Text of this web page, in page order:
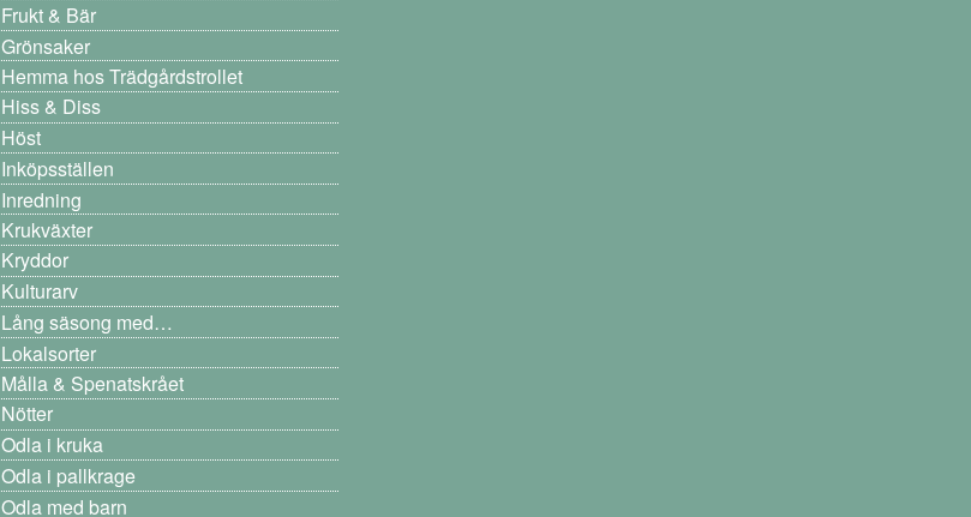
Frukt & Bär
Grönsaker
Hemma hos Trädgårdstrollet
Hiss & Diss
Höst
Inköpsställen
Inredning
Krukväxter
Kryddor
Kulturarv
Lång säsong med…
Lokalsorter
Målla & Spenatskrået
Nötter
Odla i kruka
Odla i pallkrage
Odla med barn